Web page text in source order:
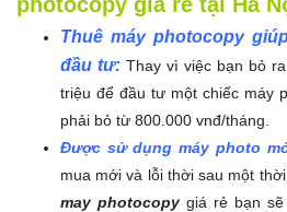
Thuê máy photocopy
đầu tư: Thay vì việc bạn bỏ
triệu để đầu tư một chiếc máy
phải bỏ từ 800.000 vnđ/tháng.
Được sử dụng máy photo
mua mới và lỗi thời sau một
may photocopy giá rẻ bạn